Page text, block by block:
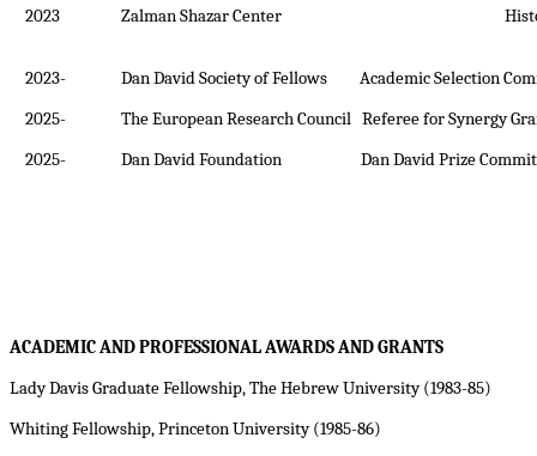
2023 Zalman Shazar Center History
2023-
2025-
2025-
Dan David Society of Fellows Academic Selection
The European Research Council Referee for Synergy
Dan David Foundation Dan David Prize
ACADEMIC AND PROFESSIONAL AWARDS AND GRANTS
Lady Davis Graduate Fellowship, The Hebrew University (1983-85)
Whiting Fellowship, Princeton University (1985-86)